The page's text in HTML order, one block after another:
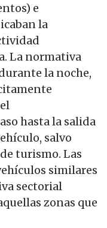
e
la
La normativa
la noche,
hasta la salida
salvo
turismo. Las
similares
sectorial
zonas que